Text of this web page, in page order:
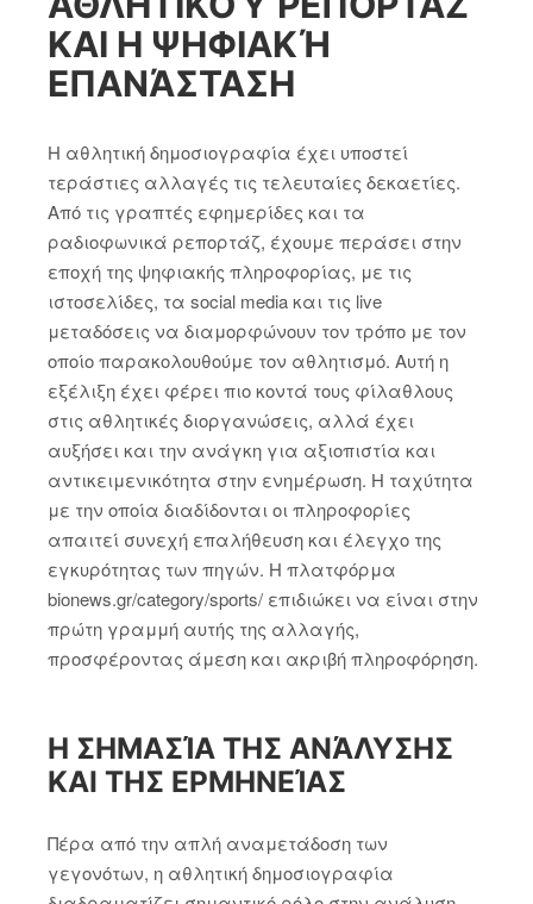
ΚΑΙ Η ΨΗΦΙΑΚΉ
ΕΠΑΝΆΣΤΑΣΗ
Η αθλητική δημοσιογραφία έχει υποστεί
τεράστιες αλλαγές τις τελευταίες δεκαετίες.
Από τις γραπτές εφημερίδες και τα
ραδιοφωνικά ρεπορτάζ, έχουμε περάσει στην
εποχή της ψηφιακής πληροφορίας, με τις
ιστοσελίδες, τα social media και τις live
μεταδόσεις να διαμορφώνουν τον τρόπο με τον
οποίο παρακολουθούμε τον αθλητισμό. Αυτή η
εξέλιξη έχει φέρει πιο κοντά τους φίλαθλους
στις αθλητικές διοργανώσεις, αλλά έχει
αυξήσει και την ανάγκη για αξιοπιστία και
αντικειμενικότητα στην ενημέρωση. Η ταχύτητα
με την οποία διαδίδονται οι πληροφορίες
απαιτεί συνεχή επαλήθευση και έλεγχο της
εγκυρότητας των πηγών. Η πλατφόρμα
bionews.gr/category/sports/ επιδιώκει να είναι στην
πρώτη γραμμή αυτής της αλλαγής,
προσφέροντας άμεση και ακριβή πληροφόρηση.
Η ΣΗΜΑΣΊΑ ΤΗΣ ΑΝΆΛΥΣΗΣ
ΚΑΙ ΤΗΣ ΕΡΜΗΝΕΊΑΣ
Πέρα από την απλή αναμετάδοση των
γεγονότων, η αθλητική δημοσιογραφία